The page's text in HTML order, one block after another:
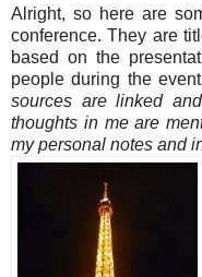
Alright, so here are
conference. They are
based on the
people during the
sources are linked
thoughts in me are
my personal notes and